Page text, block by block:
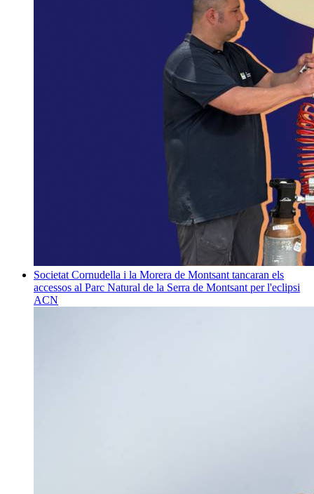
Societat Cornudella i la Morera de Montsant tancaran els
accessos al Parc Natural de la Serra de Montsant per l'eclipsi
ACN